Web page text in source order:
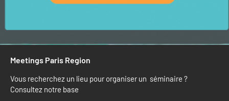
Meetings Paris Region
Vous recherchez un lieu pour organiser un séminaire ?
Consultez notre base